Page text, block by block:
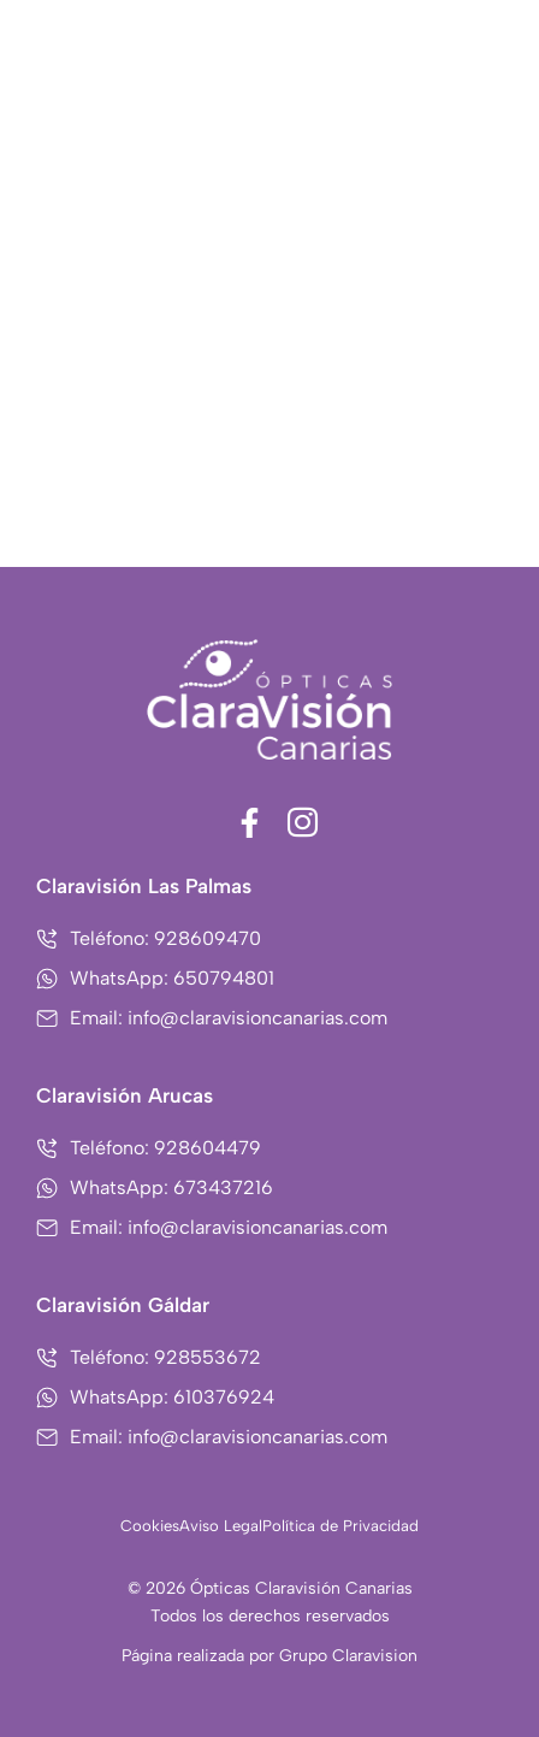
F
c
b
o
o
k
I
s
m
-
Claravisión Las Palmas
Teléfono: 928609470
WhatsApp: 650794801
Email: info@claravisioncanarias.com
Claravisión Arucas
Teléfono: 928604479
WhatsApp: 673437216
Email: info@claravisioncanarias.com
Claravisión Gáldar
Teléfono: 928553672
WhatsApp: 610376924
Email: info@claravisioncanarias.com
CookiesAviso LegalPolítica de Privacidad
© 2026 Ópticas Claravisión Canarias
Todos los derechos reservados
Página realizada por Grupo Claravision